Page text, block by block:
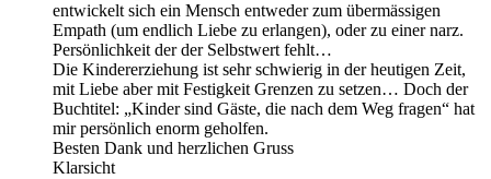
entwickelt sich ein Mensch entweder zum übermässigen
Empath (um endlich Liebe zu erlangen), oder zu einer narz.
Persönlichkeit der der Selbstwert fehlt…
Die Kindererziehung ist sehr schwierig in der heutigen Zeit,
mit Liebe aber mit Festigkeit Grenzen zu setzen… Doch der
Buchtitel: „Kinder sind Gäste, die nach dem Weg fragen“ hat
mir persönlich enorm geholfen.
Besten Dank und herzlichen Gruss
Klarsicht